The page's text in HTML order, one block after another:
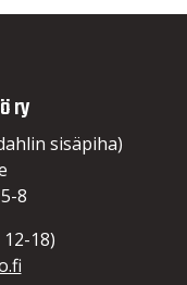
ry
sisäpiha)
8
18)